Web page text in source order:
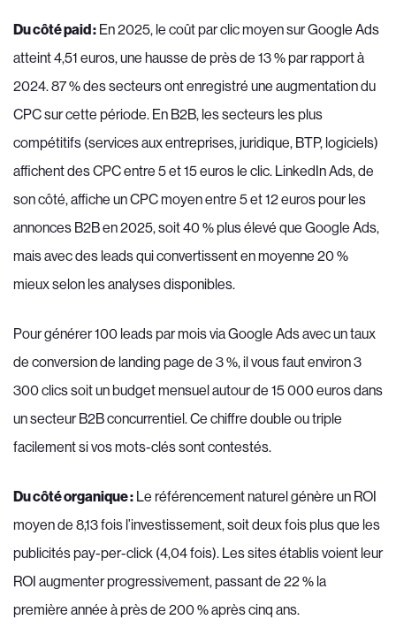
Du côté paid : En 2025, le coût par clic moyen sur Google Ads
atteint 4,51 euros, une hausse de près de 13 % par rapport à
2024. 87 % des secteurs ont enregistré une augmentation du
CPC sur cette période. En B2B, les secteurs les plus
compétitifs (services aux entreprises, juridique, BTP, logiciels)
affichent des CPC entre 5 et 15 euros le clic. LinkedIn Ads, de
son côté, affiche un CPC moyen entre 5 et 12 euros pour les
annonces B2B en 2025, soit 40 % plus élevé que Google Ads,
mais avec des leads qui convertissent en moyenne 20 %
mieux selon les analyses disponibles.
Pour générer 100 leads par mois via Google Ads avec un taux
de conversion de landing page de 3 %, il vous faut environ 3
300 clics soit un budget mensuel autour de 15 000 euros dans
un secteur B2B concurrentiel. Ce chiffre double ou triple
facilement si vos mots-clés sont contestés.
Du côté organique : Le référencement naturel génère un ROI
moyen de 8,13 fois l’investissement, soit deux fois plus que les
publicités pay-per-click (4,04 fois). Les sites établis voient leur
ROI augmenter progressivement, passant de 22 % la
première année à près de 200 % après cinq ans.